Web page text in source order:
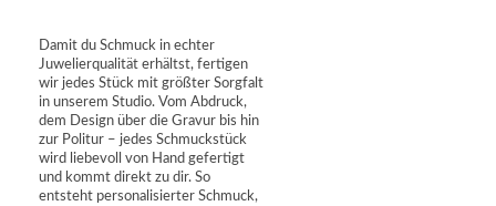
Damit du Schmuck in echter
Juwelierqualität erhältst, fertigen
wir jedes Stück mit größter Sorgfalt
in unserem Studio. Vom Abdruck,
dem Design über die Gravur bis hin
zur Politur – jedes Schmuckstück
wird liebevoll von Hand gefertigt
und kommt direkt zu dir. So
entsteht personalisierter Schmuck,